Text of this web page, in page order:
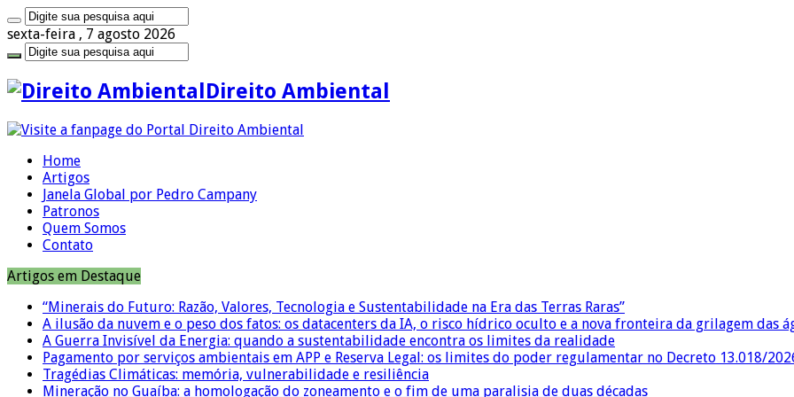
sexta-feira , 7 agosto 2026
Direito Ambiental
Home
Artigos
Janela Global por Pedro Campany
Patronos
Quem Somos
Contato
Artigos em Destaque
“Minerais do Futuro: Razão, Valores, Tecnologia e Sustentabilidade na Era das Terras Raras”
A ilusão da nuvem e o peso dos fatos: os datacenters da IA, o risco hídrico oculto e a nova fronteira da grilagem das
A Guerra Invisível da Energia: quando a sustentabilidade encontra os limites da realidade
Pagamento por serviços ambientais em APP e Reserva Legal: os limites do poder regulamentar no Decreto 13.018/
Tragédias Climáticas: memória, vulnerabilidade e resiliência
Mineração no Guaíba: a homologação do zoneamento e o fim de uma paralisia de duas décadas